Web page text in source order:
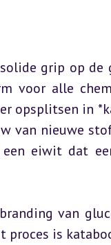
grip op de
voor alle
opsplitsen in
van nieuwe
eiwit dat
van
is